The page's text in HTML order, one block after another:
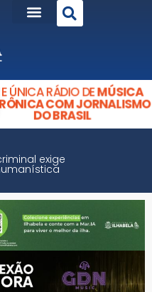
E ÚNICA RÁDIO DEMÚSICA
COM JORNALISMO
DO BRASIL
exige